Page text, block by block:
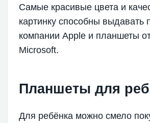
Самые красивые цвета и
картинку способны выдавать
компании Apple и планшеты
Microsoft.
Планшеты для
Для ребёнка можно смело